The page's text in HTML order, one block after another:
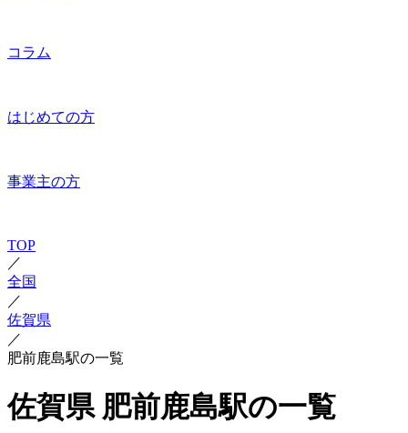
コラム
はじめての方
事業主の方
TOP
／
全国
／
佐賀県
／
肥前鹿島駅の一覧
佐賀県 肥前鹿島駅の一覧